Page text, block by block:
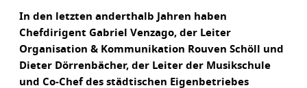
In den letzten anderthalb Jahren haben
Chefdirigent Gabriel Venzago, der Leiter
Organisation & Kommunikation Rouven Schöll und
Dieter Dörrenbächer, der Leiter der Musikschule
und Co-Chef des städtischen Eigenbetriebes